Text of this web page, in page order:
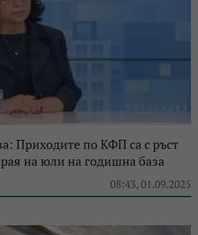
Приходите по КФП са с ръст
на юли на годишна база
08:43, 01.09.2025